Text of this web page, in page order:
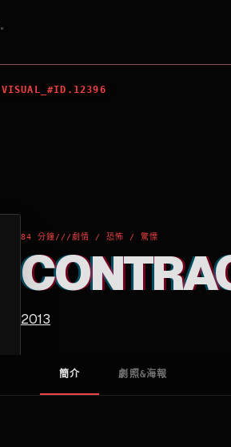
.
VISUAL_#ID.12396
84 分鐘/// 劇情 / 恐怖 / 驚慄
2013
簡介 劇照&海報